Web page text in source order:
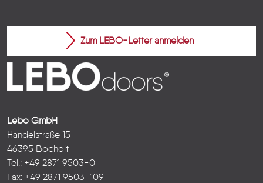
Zum LEBO-Letter anmelden
Lebo GmbH
Händelstraße 15
46395 Bocholt
Tel.: +49 2871 9503-0
Fax: +49 2871 9503-109